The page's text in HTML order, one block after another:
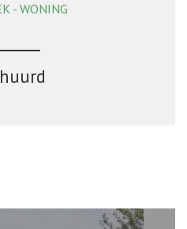
3 1
- WONING